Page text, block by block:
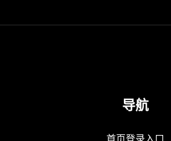
导航